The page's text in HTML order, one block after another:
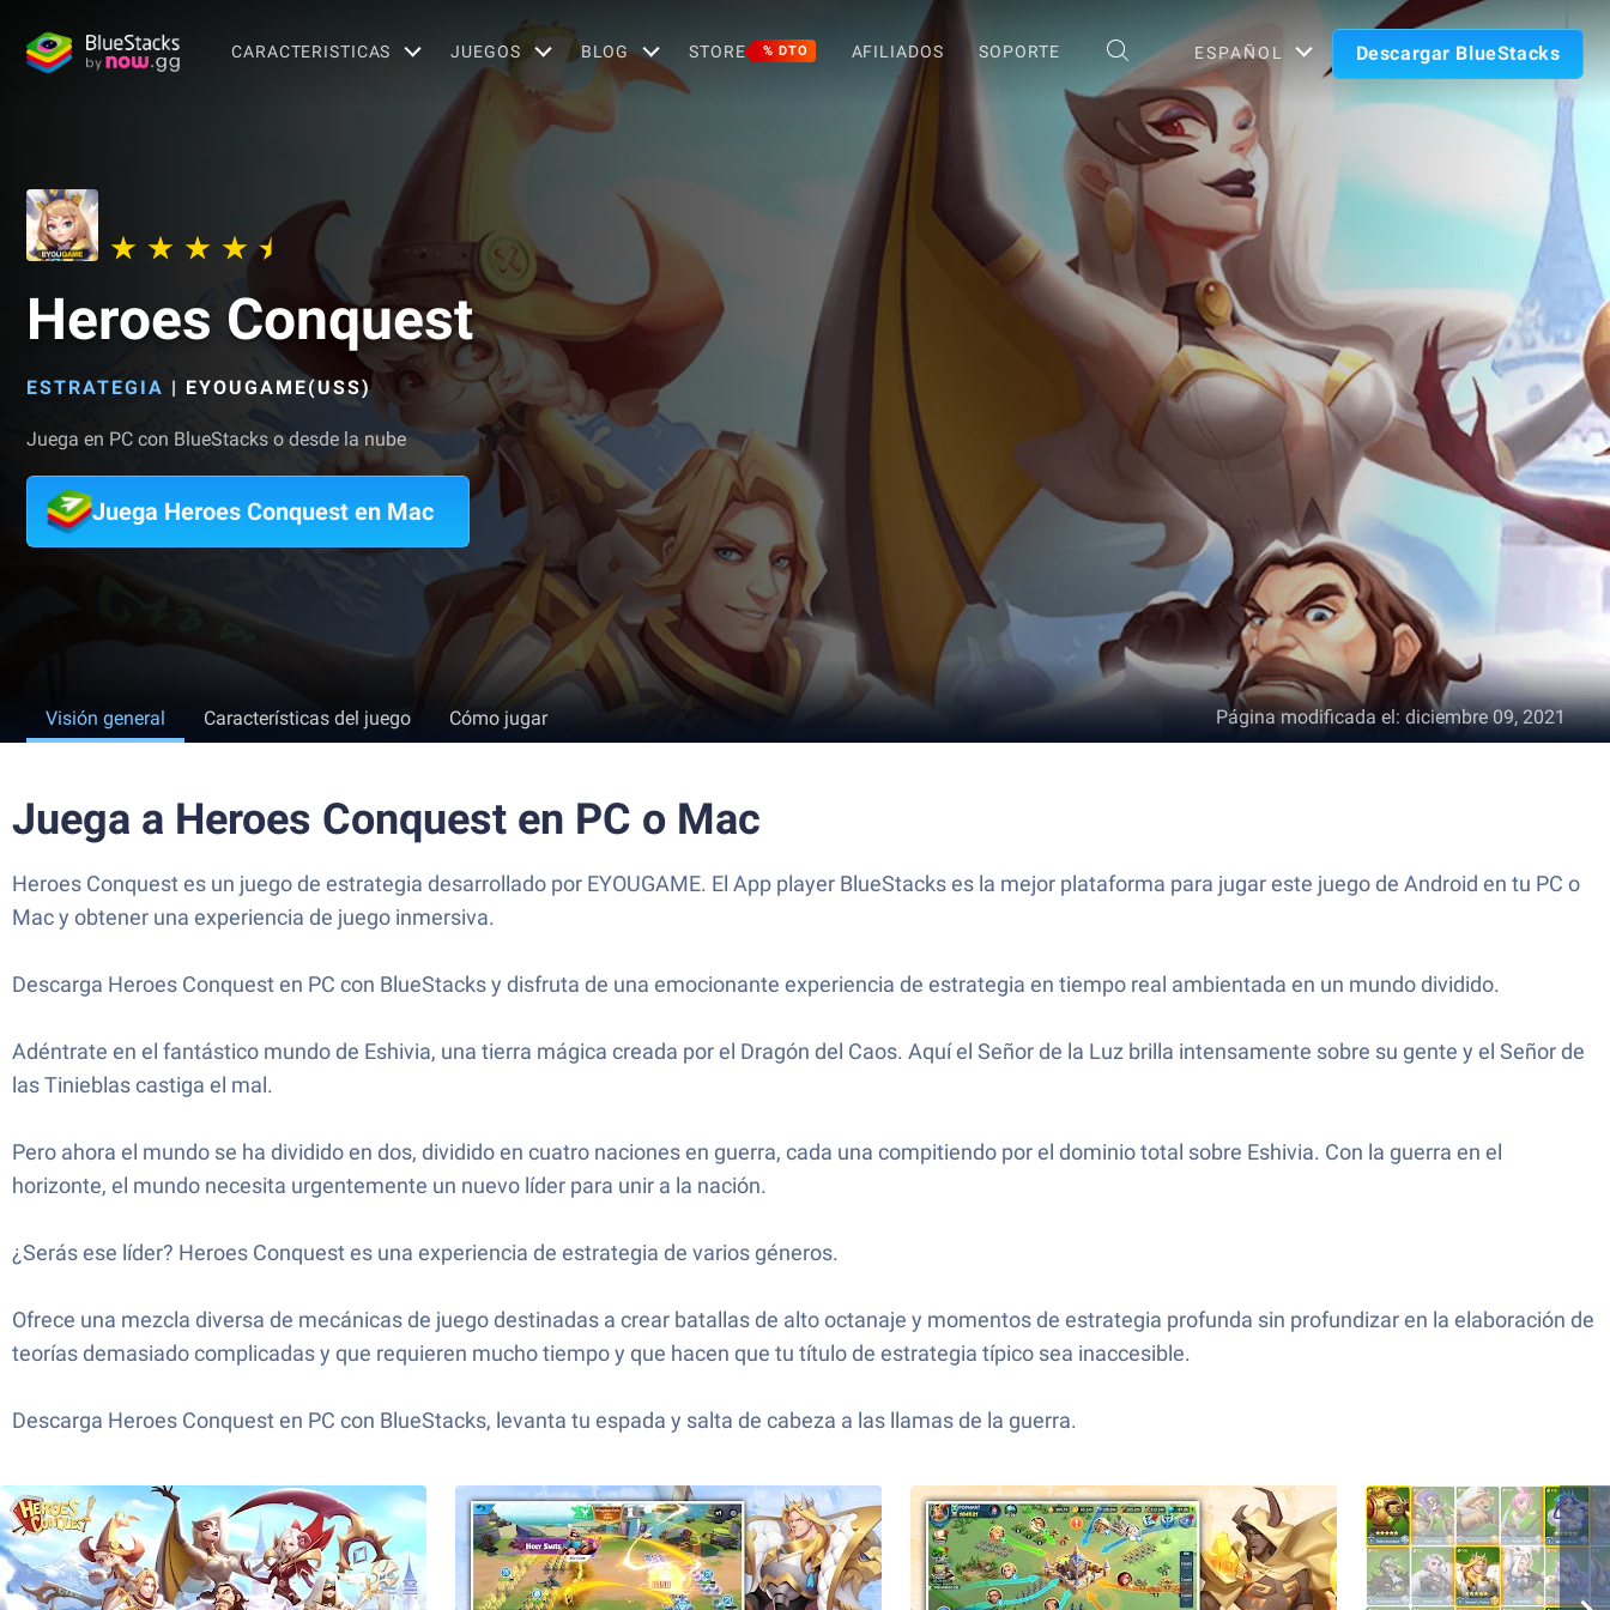
CARACTERISTICAS JUEGOS BLOG STORE % DTO AFILIADOS SOPORTE ESPAÑOL Descargar BlueStacks
Heroes Conquest
ESTRATEGIA | EYOUGAME(USS)
Juega en PC con BlueStacks o desde la nube
Juega Heroes Conquest en Mac
Visión general Características del juego Cómo jugar Página modificada el: diciembre 09, 2021
Juega a Heroes Conquest en PC o Mac
Heroes Conquest es un juego de estrategia desarrollado por EYOUGAME. El App player BlueStacks es la mejor plataforma para jugar este juego de Android en tu PC o
Mac y obtener una experiencia de juego inmersiva.
Descarga Heroes Conquest en PC con BlueStacks y disfruta de una emocionante experiencia de estrategia en tiempo real ambientada en un mundo dividido.
Adéntrate en el fantástico mundo de Eshivia, una tierra mágica creada por el Dragón del Caos. Aquí el Señor de la Luz brilla intensamente sobre su gente y el Señor de
las Tinieblas castiga el mal.
Pero ahora el mundo se ha dividido en dos, dividido en cuatro naciones en guerra, cada una compitiendo por el dominio total sobre Eshivia. Con la guerra en el
horizonte, el mundo necesita urgentemente un nuevo líder para unir a la nación.
¿Serás ese líder? Heroes Conquest es una experiencia de estrategia de varios géneros.
Ofrece una mezcla diversa de mecánicas de juego destinadas a crear batallas de alto octanaje y momentos de estrategia profunda sin profundizar en la elaboración de
teorías demasiado complicadas y que requieren mucho tiempo y que hacen que tu título de estrategia típico sea inaccesible.
Descarga Heroes Conquest en PC con BlueStacks, levanta tu espada y salta de cabeza a las llamas de la guerra.